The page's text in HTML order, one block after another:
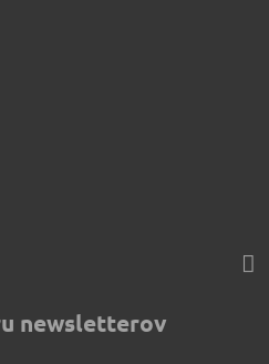
newsletterov